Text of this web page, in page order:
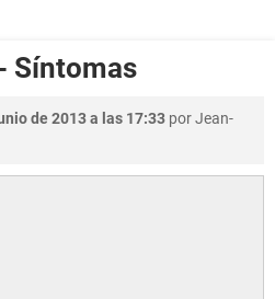
Síntomas
de 2013 a las 17:33 porJean-